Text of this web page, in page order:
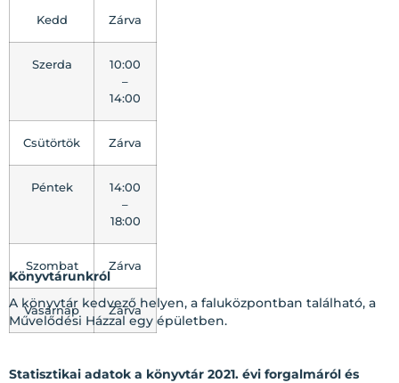
Kedd Zárva
Szerda
10:00
–
14:00
Csütörtök Zárva
Péntek
14:00
–
18:00
Szombat Zárva
Vasárnap Zárva
Könyvtárunkról
A könyvtár kedvező helyen, a faluközpontban található, a
Művelődési Házzal egy épületben.
Statisztikai adatok a könyvtár 2021. évi forgalmáról és